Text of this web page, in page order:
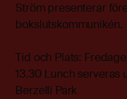
Ström presenterar
bokslutskommunikén.
Tid och Plats:
13.30 Lunch serveras
Berzelli Park